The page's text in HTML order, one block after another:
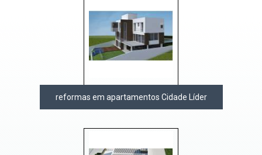
reformas em apartamentos Cidade Líder